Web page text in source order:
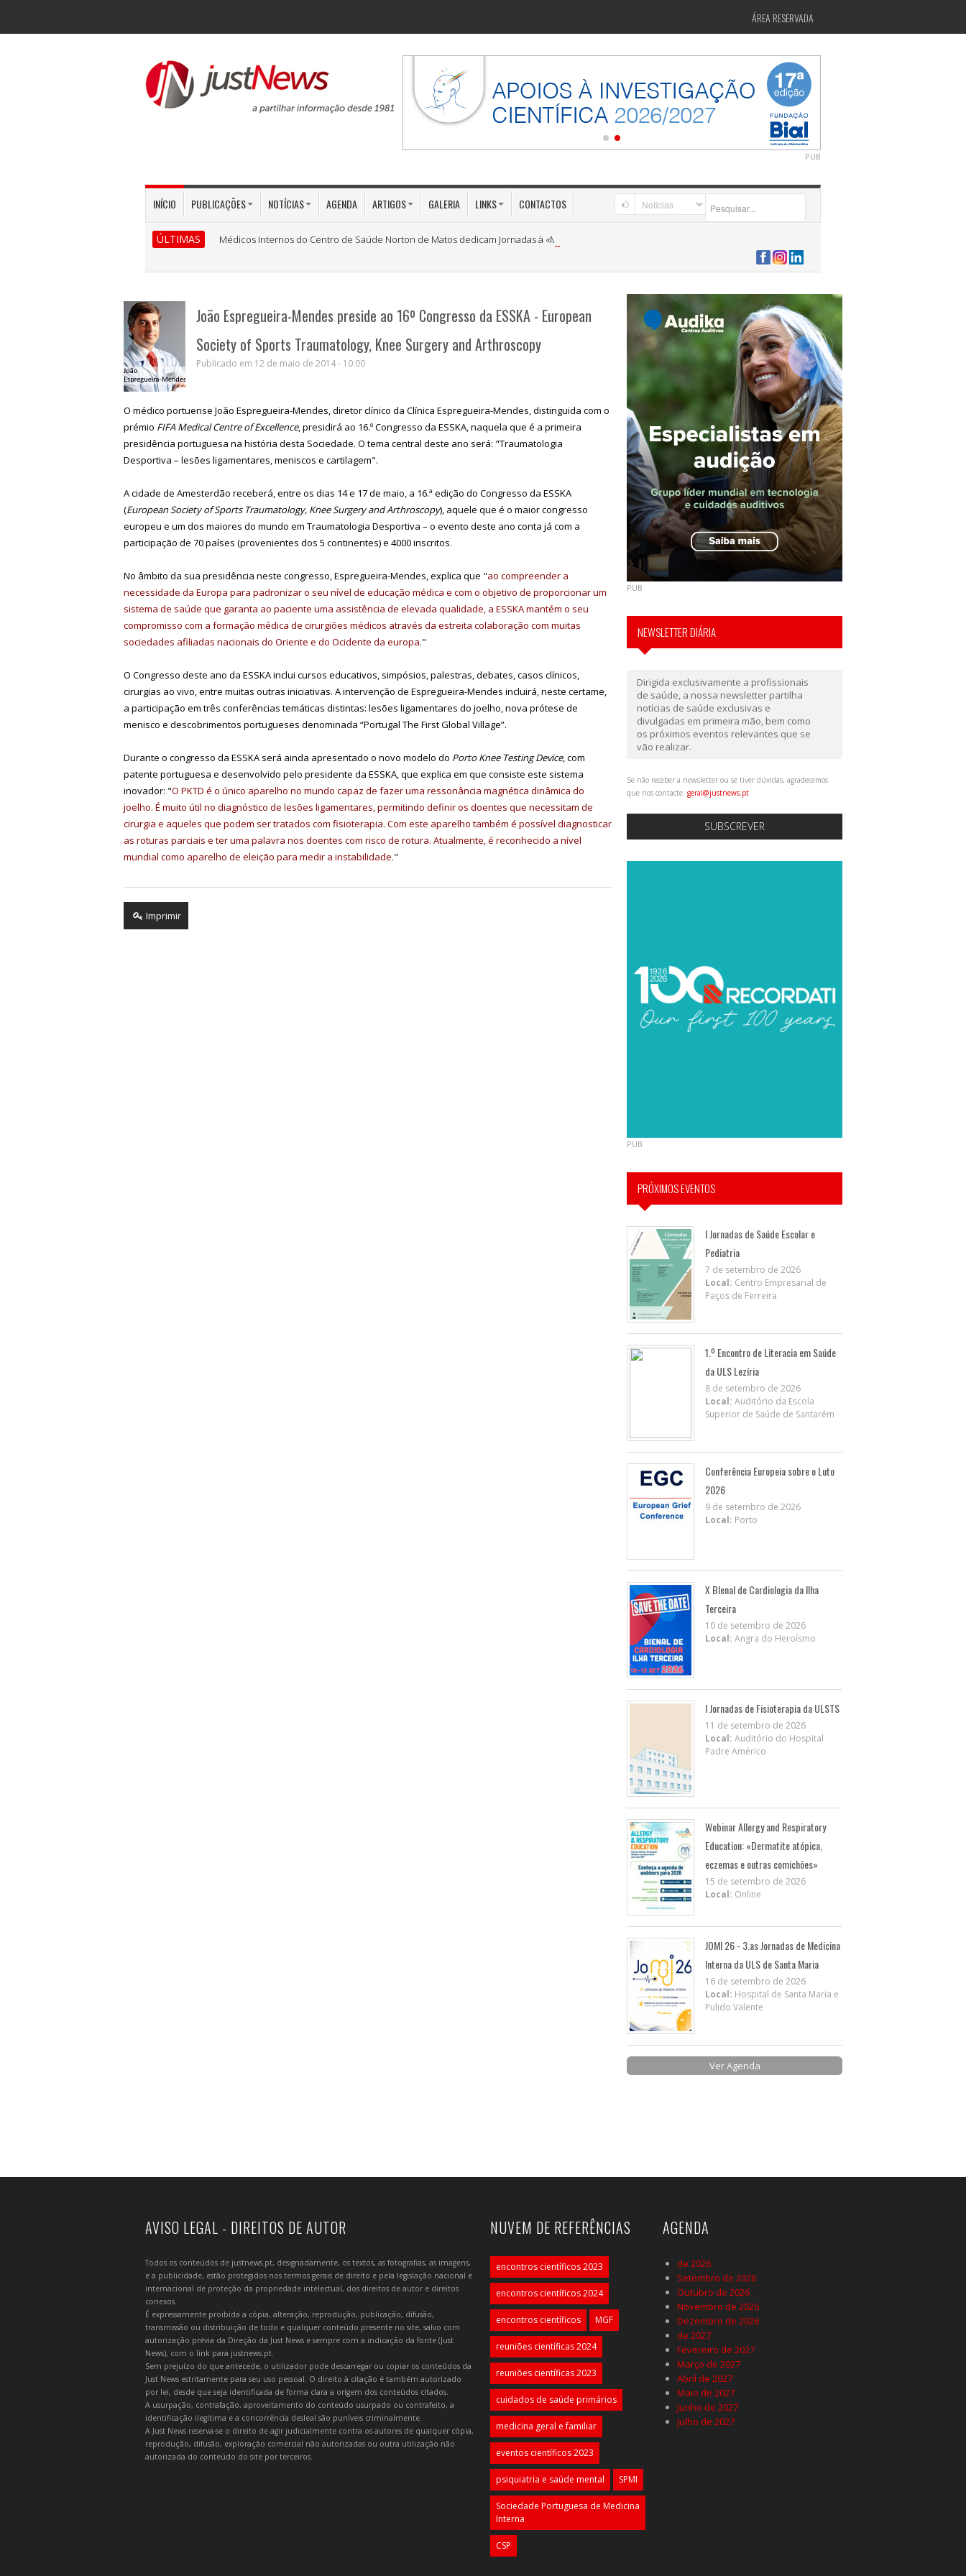
ÁREA RESERVADA
PUB
INÍCIO PUBLICAÇÕES NOTÍCIAS AGENDA ARTIGOS GALERIA LINKS CONTACTOS
ÚLTIMAS Médicos Internos do Centro de Saúde Norton de Matos dedicam Jornadas à «Medicina Preventiva»
João Espregueira-Mendes preside ao 16º Congresso da ESSKA - European
Society of Sports Traumatology, Knee Surgery and Arthroscopy
Publicado em 12 de maio de 2014 - 10:00
O médico portuense João Espregueira-Mendes, diretor clínico da Clínica Espregueira-Mendes, distinguida com o
prémio FIFA Medical Centre of Excellence, presidirá ao 16.º Congresso da ESSKA, naquela que é a primeira
presidência portuguesa na história desta Sociedade. O tema central deste ano será: "Traumatologia
Desportiva – lesões ligamentares, meniscos e cartilagem".
A cidade de Amesterdão receberá, entre os dias 14 e 17 de maio, a 16.ª edição do Congresso da ESSKA
(European Society of Sports Traumatology, Knee Surgery and Arthroscopy), aquele que é o maior congresso
europeu e um dos maiores do mundo em Traumatologia Desportiva – o evento deste ano conta já com a
participação de 70 países (provenientes dos 5 continentes) e 4000 inscritos.
No âmbito da sua presidência neste congresso, Espregueira-Mendes, explica que "ao compreender a
necessidade da Europa para padronizar o seu nível de educação médica e com o objetivo de proporcionar um
sistema de saúde que garanta ao paciente uma assistência de elevada qualidade, a ESSKA mantém o seu
compromisso com a formação médica de cirurgiões médicos através da estreita colaboração com muitas
sociedades afiliadas nacionais do Oriente e do Ocidente da europa."
O Congresso deste ano da ESSKA inclui cursos educativos, simpósios, palestras, debates, casos clínicos,
cirurgias ao vivo, entre muitas outras iniciativas. A intervenção de Espregueira-Mendes incluirá, neste certame,
a participação em três conferências temáticas distintas: lesões ligamentares do joelho, nova prótese de
menisco e descobrimentos portugueses denominada “Portugal The First Global Village”.
Durante o congresso da ESSKA será ainda apresentado o novo modelo do Porto Knee Testing Device, com
patente portuguesa e desenvolvido pelo presidente da ESSKA, que explica em que consiste este sistema
inovador: "O PKTD é o único aparelho no mundo capaz de fazer uma ressonância magnética dinâmica do
joelho. É muito útil no diagnóstico de lesões ligamentares, permitindo definir os doentes que necessitam de
cirurgia e aqueles que podem ser tratados com fisioterapia. Com este aparelho também é possível diagnosticar
as roturas parciais e ter uma palavra nos doentes com risco de rotura. Atualmente, é reconhecido a nível
mundial como aparelho de eleição para medir a instabilidade."
Imprimir
PUB
NEWSLETTER DIÁRIA
Dirigida exclusivamente a profissionais
de saúde, a nossa newsletter partilha
notícias de saúde exclusivas e
divulgadas em primeira mão, bem como
os próximos eventos relevantes que se
vão realizar.
Se não receber a newsletter ou se tiver dúvidas, agradecemos
que nos contacte: geral@justnews.pt
SUBSCREVER
PUB
PRÓXIMOS EVENTOS
I Jornadas de Saúde Escolar e
Pediatria
7 de setembro de 2026
Local: Centro Empresarial de
Paços de Ferreira
1.º Encontro de Literacia em Saúde
da ULS Lezíria
8 de setembro de 2026
Local: Auditório da Escola
Superior de Saúde de Santarém
Conferência Europeia sobre o Luto
2026
9 de setembro de 2026
Local: Porto
X BIenal de Cardiologia da Ilha
Terceira
10 de setembro de 2026
Local: Angra do Heroísmo
I Jornadas de Fisioterapia da ULSTS
11 de setembro de 2026
Local: Auditório do Hospital
Padre Américo
Webinar Allergy and Respiratory
Education: «Dermatite atópica,
eczemas e outras comichões»
15 de setembro de 2026
Local: Online
JOMI 26 - 3.as Jornadas de Medicina
Interna da ULS de Santa Maria
16 de setembro de 2026
Local: Hospital de Santa Maria e
Pulido Valente
Ver Agenda
AVISO LEGAL - DIREITOS DE AUTOR
Todos os conteúdos de justnews.pt, designadamente, os textos, as fotografias, as imagens,
e a publicidade, estão protegidos nos termos gerais de direito e pela legislação nacional e
internacional de proteção da propriedade intelectual, dos direitos de autor e direitos
conexos.
É expressamente proibida a cópia, alteração, reprodução, publicação, difusão,
transmissão ou distribuição de todo e qualquer conteúdo presente no site, salvo com
autorização prévia da Direção da Just News e sempre com a indicação da fonte (Just
News), com o link para justnews.pt.
Sem prejuízo do que antecede, o utilizador pode descarregar ou copiar os conteúdos da
Just News estritamente para seu uso pessoal. O direito à citação é também autorizado
por lei, desde que seja identificada de forma clara a origem dos conteúdos citados.
A usurpação, contrafação, aproveitamento do conteúdo usurpado ou contrafeito, a
identificação ilegítima e a concorrência desleal são puníveis criminalmente.
A Just News reserva-se o direito de agir judicialmente contra os autores de qualquer cópia,
reprodução, difusão, exploração comercial não autorizadas ou outra utilização não
autorizada do conteúdo do site por terceiros.
NUVEM DE REFERÊNCIAS
encontros científicos 2023
encontros científicos 2024
encontros científicos MGF
reuniões científicas 2024
reuniões científicas 2023
cuidados de saúde primários
medicina geral e familiar
eventos científicos 2023
psiquiatria e saúde mental SPMI
Sociedade Portuguesa de Medicina
Interna
CSP
AGENDA
de 2026
Setembro de 2026
Outubro de 2026
Novembro de 2026
Dezembro de 2026
de 2027
Fevereiro de 2027
Março de 2027
Abril de 2027
Maio de 2027
Junho de 2027
Julho de 2027